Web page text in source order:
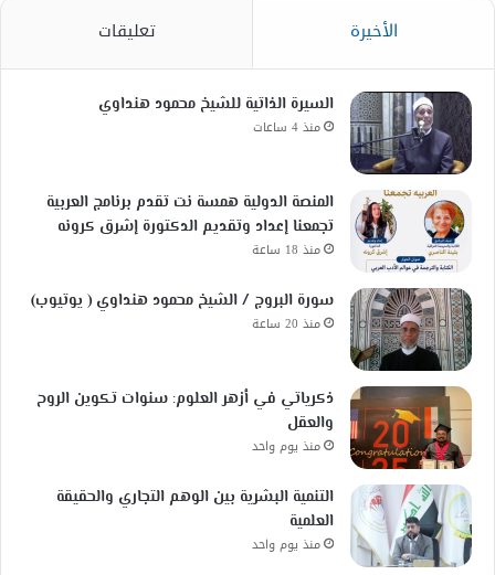
الأخيرة تعليقات
السيرة الذاتية للشيخ محمود هنداوي
منذ 4 ساعات
المنصة الدولية همسة نت تقدم برنامج العربية
تجمعنا إعداد وتقديم الدكتورة إشرق كرونه
منذ 18 ساعة
سورة البروج / الشيخ محمود هنداوي ( يوتيوب)
منذ 20 ساعة
ذكرياتي في أزهر العلوم: سنوات تكوين الروح
والعقل
منذ يوم واحد
التنمية البشرية بين الوهم التجاري والحقيقة
العلمية
منذ يوم واحد